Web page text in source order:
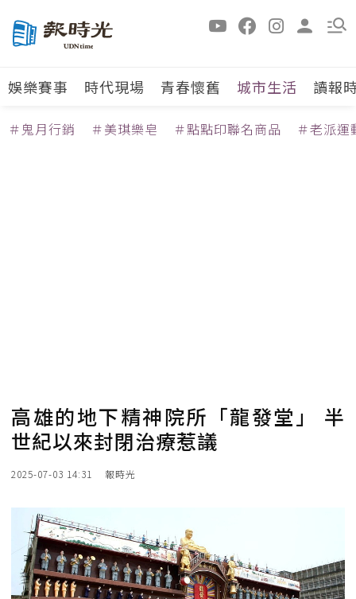
娛樂賽事 時代現場 青春懷舊 城市生活 讀報
＃鬼月行銷 ＃美琪樂皂 ＃點點印聯名商品 ＃老派運
高雄的地下精神院所「龍發堂」 半
世紀以來封閉治療惹議
2025-07-03 14:31 報時光